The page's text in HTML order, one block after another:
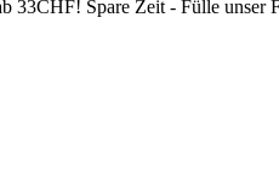
33CHF! Spare Zeit - Fülle unser